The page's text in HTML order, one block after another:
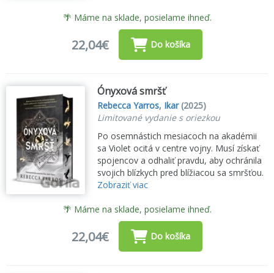
🌴 Máme na sklade, posielame ihneď.
22,04€ Do košíka
Ónyxová smršť
Rebecca Yarros, Ikar(2025)
Limitované vydanie s oriezkou
Po osemnástich mesiacoch na akadémii
sa Violet ocitá v centre vojny. Musí získať
spojencov a odhaliť pravdu, aby ochránila
svojich blízkych pred blížiacou sa smršťou.
Zobraziť viac
🌴 Máme na sklade, posielame ihneď.
22,04€ Do košíka